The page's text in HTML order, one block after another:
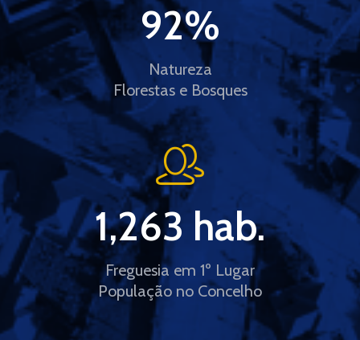
Natureza
Florestas e Bosques
92%
Freguesia em 1º Lugar
População no Concelho
1,263 hab.